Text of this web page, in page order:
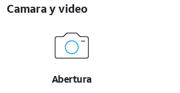
Camara y video
Abertura